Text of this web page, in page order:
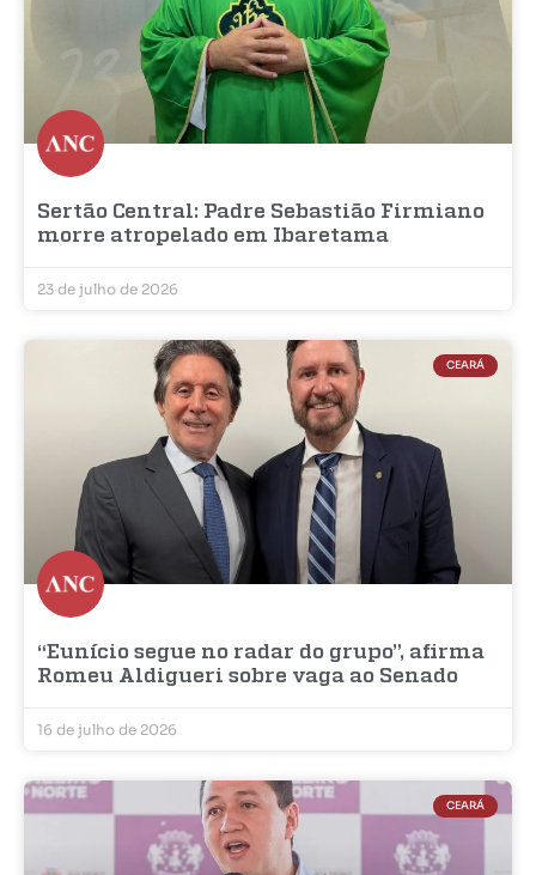
Sertão Central: Padre Sebastião Firmiano
morre atropelado em Ibaretama
23 de julho de 2026
CEARÁ
“Eunício segue no radar do grupo”, afirma
Romeu Aldigueri sobre vaga ao Senado
16 de julho de 2026
CEARÁ